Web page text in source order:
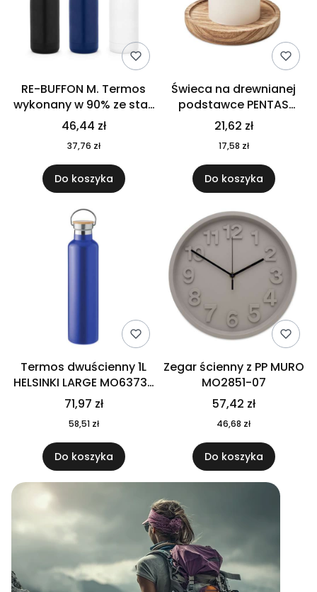
RE-BUFFON M. Termos
wykonany w 90% ze stali
nierdzewnej
pochodzącej z
recyklingu 520 ml 94294
46,44 zł
37,76 zł
Do koszyka
Świeca na drewnianej
podstawce PENTAS
MO6282-40
21,62 zł
17,58 zł
Do koszyka
Termos dwuścienny 1L
HELSINKI LARGE MO6373-
04
71,97 zł
58,51 zł
Do koszyka
Zegar ścienny z PP MURO
MO2851-07
57,42 zł
46,68 zł
Do koszyka